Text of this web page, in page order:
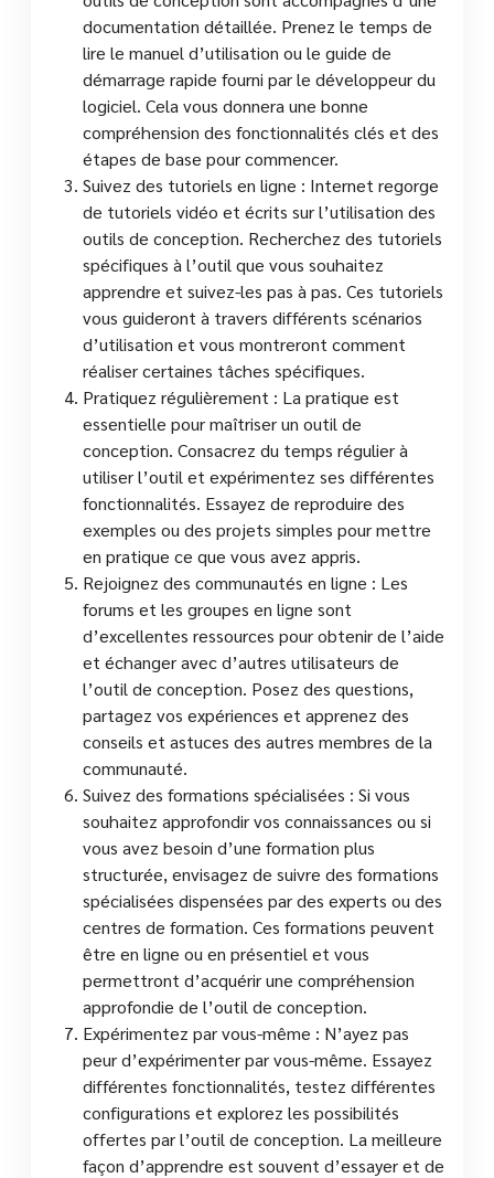
documentation détaillée. Prenez le temps de
lire le manuel d’utilisation ou le guide de
démarrage rapide fourni par le développeur du
logiciel. Cela vous donnera une bonne
compréhension des fonctionnalités clés et des
étapes de base pour commencer.
Suivez des tutoriels en ligne : Internet regorge
de tutoriels vidéo et écrits sur l’utilisation des
outils de conception. Recherchez des tutoriels
spécifiques à l’outil que vous souhaitez
apprendre et suivez-les pas à pas. Ces tutoriels
vous guideront à travers différents scénarios
d’utilisation et vous montreront comment
réaliser certaines tâches spécifiques.
Pratiquez régulièrement : La pratique est
essentielle pour maîtriser un outil de
conception. Consacrez du temps régulier à
utiliser l’outil et expérimentez ses différentes
fonctionnalités. Essayez de reproduire des
exemples ou des projets simples pour mettre
en pratique ce que vous avez appris.
Rejoignez des communautés en ligne : Les
forums et les groupes en ligne sont
d’excellentes ressources pour obtenir de l’aide
et échanger avec d’autres utilisateurs de
l’outil de conception. Posez des questions,
partagez vos expériences et apprenez des
conseils et astuces des autres membres de la
communauté.
Suivez des formations spécialisées : Si vous
souhaitez approfondir vos connaissances ou si
vous avez besoin d’une formation plus
structurée, envisagez de suivre des formations
spécialisées dispensées par des experts ou des
centres de formation. Ces formations peuvent
être en ligne ou en présentiel et vous
permettront d’acquérir une compréhension
approfondie de l’outil de conception.
Expérimentez par vous-même : N’ayez pas
peur d’expérimenter par vous-même. Essayez
différentes fonctionnalités, testez différentes
configurations et explorez les possibilités
offertes par l’outil de conception. La meilleure
façon d’apprendre est souvent d’essayer et de